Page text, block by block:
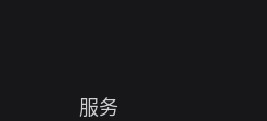
服务